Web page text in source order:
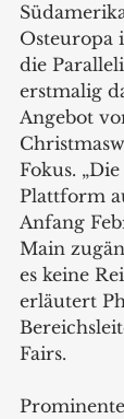
Osteuropa
die
erstmalig
Angebot
Fokus.
Plattform
Anfang
Main
es keine
erläutert
Fairs.